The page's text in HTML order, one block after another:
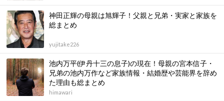
神田正輝の母親は旭輝子！父親と兄弟・実家と家族を
総まとめ
yujitake226
池内万平(伊丹十三の息子)の現在！母親の宮本信子・
兄弟の池内万作など家族情報・結婚歴や芸能界を辞め
た理由も総まとめ
himawari